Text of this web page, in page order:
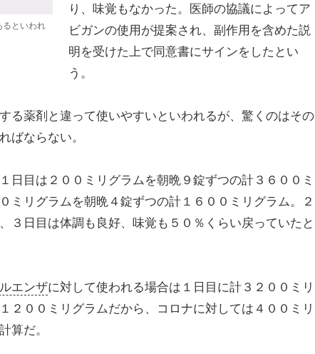
るといわれ
り、味覚もなかった。医師の協議によってア
ビガンの使用が提案され、副作用を含めた説
明を受けた上で同意書にサインをしたとい
う。
る薬剤と違って使いやすいといわれるが、驚くのはその
ばならない。
日目は２００ミリグラムを朝晩９錠ずつの計３６００ミ
ミリグラムを朝晩４錠ずつの計１６００ミリグラム。２
３日目は体調も良好、味覚も５０％くらい戻っていたと
エンザに対して使われる場合は１日目に計３２００ミリ
２００ミリグラムだから、コロナに対しては４００ミリ
算だ。